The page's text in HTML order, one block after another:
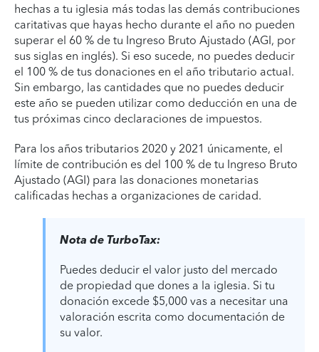
hechas a tu iglesia más todas las demás contribuciones
caritativas que hayas hecho durante el año no pueden
superar el 60 % de tu Ingreso Bruto Ajustado (AGI, por
sus siglas en inglés). Si eso sucede, no puedes deducir
el 100 % de tus donaciones en el año tributario actual.
Sin embargo, las cantidades que no puedes deducir
este año se pueden utilizar como deducción en una de
tus próximas cinco declaraciones de impuestos.
Para los años tributarios 2020 y 2021 únicamente, el
límite de contribución es del 100 % de tu Ingreso Bruto
Ajustado (AGI) para las donaciones monetarias
calificadas hechas a organizaciones de caridad.
Nota de TurboTax:
Puedes deducir el valor justo del mercado
de propiedad que dones a la iglesia. Si tu
donación excede $5,000 vas a necesitar una
valoración escrita como documentación de
su valor.